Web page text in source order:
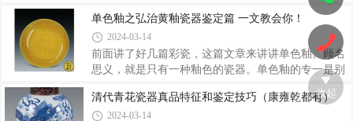
以正面示人？有个说法是这铜镜有辟邪的功能，所以
正面对着人照不吉利，可能还招灾。不过本人认为，
纯属是正面锈的没眼看了！在收藏圈里，铜镜一直归
类在杂项，市场长期不看好。但是从2010年开始
属于小品种。何谓大喜欢，是说这类古物雅俗共赏，
知名度极高。紫砂壶和宣德炉就分别是陶瓷类古董和
铜器类古物之中的此类型。宣德炉是明代宣德年间，
在皇帝朱瞻基的亲自督促下第一次采用黄铜制作的香
炉。据传，明宣德炉只做了三千件。即使有流落到民
间，那各位收到真品宣德炉的概率是非常之少的。宣
德炉也被称为炉中的珍品，能收到一件真的宣德炉对
于藏家来说真是天大的好事！真正的宣德炉十分精
单色釉之弘治黄釉瓷器鉴定篇 一文教会你！
2024-03-14
前面讲了好几篇彩瓷，这篇文章来讲讲单色釉。顾名
思义，就是只有一种釉色的瓷器。单色釉的专一是别
有一番风情，赏过粉彩性率真，见过青花国风美，念
过珐琅西洋风，不如单色釉的一往情深，在一种颜色
上做到极致很是让人赞叹。各种釉色各有千秋，这次
清代青花瓷器真品特征和鉴定技巧（康雍乾都有）
2024-03-14
收起